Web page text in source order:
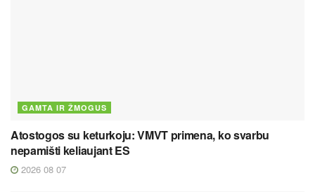
GAMTA IR ŽMOGUS
Atostogos su keturkoju: VMVT primena, ko svarbu
nepamišti keliaujant ES
2026 08 07